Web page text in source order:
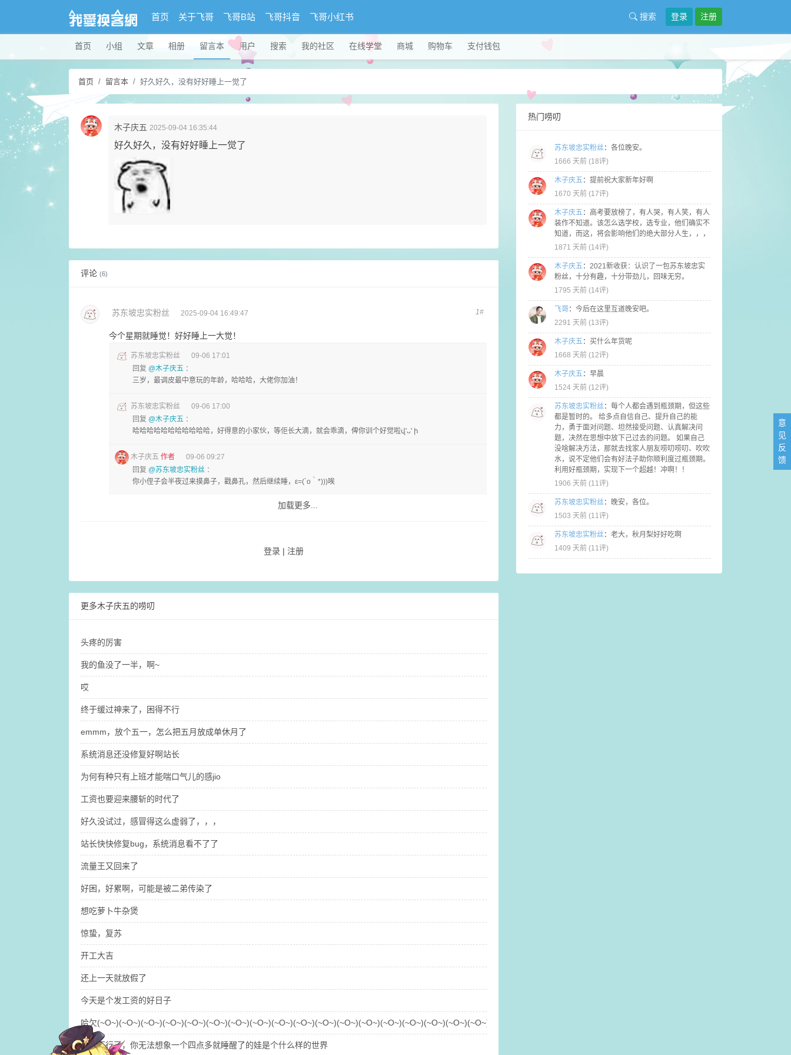
首页 关于飞哥 飞哥B站 飞哥抖音 飞哥小红书 搜索 登录 注册
首页 小组 文章 相册 留言本 用户 搜索 我的社区 在线学堂 商城 购物车 支付钱包
首页 留言本 好久好久，没有好好睡上一觉了
木子庆五 2025-09-04 16:35:44
好久好久，没有好好睡上一觉了
评论 (6)
苏东坡忠实粉丝 2025-09-04 16:49:47 1#
今个星期就睡觉！好好睡上一大觉！
苏东坡忠实粉丝
09-06 17:01
回复 @木子庆五 ：
三岁，最调皮最中意玩的年龄，哈哈哈，大佬你加油！
苏东坡忠实粉丝
09-06 17:00
回复 @木子庆五 ：
哈哈哈哈哈哈哈哈哈哈哈，好得意的小家伙，等佢长大滴，就会乖滴，俾你训个好觉啦վ'ᴗ' ի
木子庆五 作者
09-06 09:27
回复 @苏东坡忠实粉丝 ：
你小侄子会半夜过来摸鼻子，戳鼻孔，然后继续睡，ε=(´ο｀*)))唉
加载更多...
登录 | 注册
更多木子庆五的唠叨
头疼的厉害
我的鱼没了一半，啊~
哎
终于缓过神来了，困得不行
emmm，放个五一，怎么把五月放成单休月了
系统消息还没修复好啊站长
为何有种只有上班才能喘口气儿的感jio
工资也要迎来腰斩的时代了
好久没试过，感冒得这么虚弱了，，，
站长快快修复bug，系统消息看不了了
流量王又回来了
好困，好累啊，可能是被二弟传染了
想吃萝卜牛杂煲
惊蛰，复苏
开工大吉
还上一天就放假了
今天是个发工资的好日子
哈欠
困得不行了，你无法想象一个四点多就睡醒了的娃是个什么样的世界
热门唠叨
苏东坡忠实粉丝 ： 各位晚安。
1666 天前 (18评)
木子庆五 ： 提前祝大家新年好啊
1670 天前 (17评)
木子庆五 ： 高考要放榜了，有人哭，有人笑，有人
装作不知道。该怎么选学校，选专业，他们确实不
知道，而这，将会影响他们的绝大部分人生，，，
1871 天前 (14评)
木子庆五 ： 2021新收获：认识了一包苏东坡忠实
粉丝，十分有趣，十分带劲儿，回味无穷。
1795 天前 (14评)
飞哥： 今后在这里互道晚安吧。
2291 天前 (13评)
木子庆五 ： 买什么年货呢
1668 天前 (12评)
木子庆五 ： 早晨
1524 天前 (12评)
苏东坡忠实粉丝 ： 每个人都会遇到瓶颈期，但这些
都是暂时的。 给多点自信自己、提升自己的能
力，勇于面对问题、坦然接受问题、认真解决问
题，决然在思想中放下己过去的问题。 如果自己
没啥解决方法，那就去找家人朋友唠叨唠叨、吹吹
水，说不定他们会有好法子助你顺利度过瓶颈期。
利用好瓶颈期，实现下一个超越！冲啊！！
1906 天前 (11评)
苏东坡忠实粉丝 ： 晚安，各位。
1503 天前 (11评)
苏东坡忠实粉丝 ： 老大，秋月梨好好吃啊
1409 天前 (11评)
意
见
反
馈